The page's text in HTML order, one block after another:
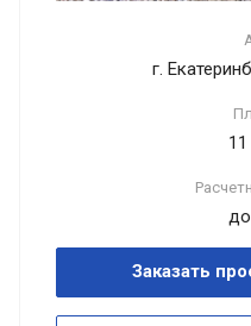
г.
Заказать